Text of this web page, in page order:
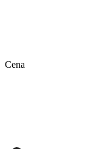
Cena